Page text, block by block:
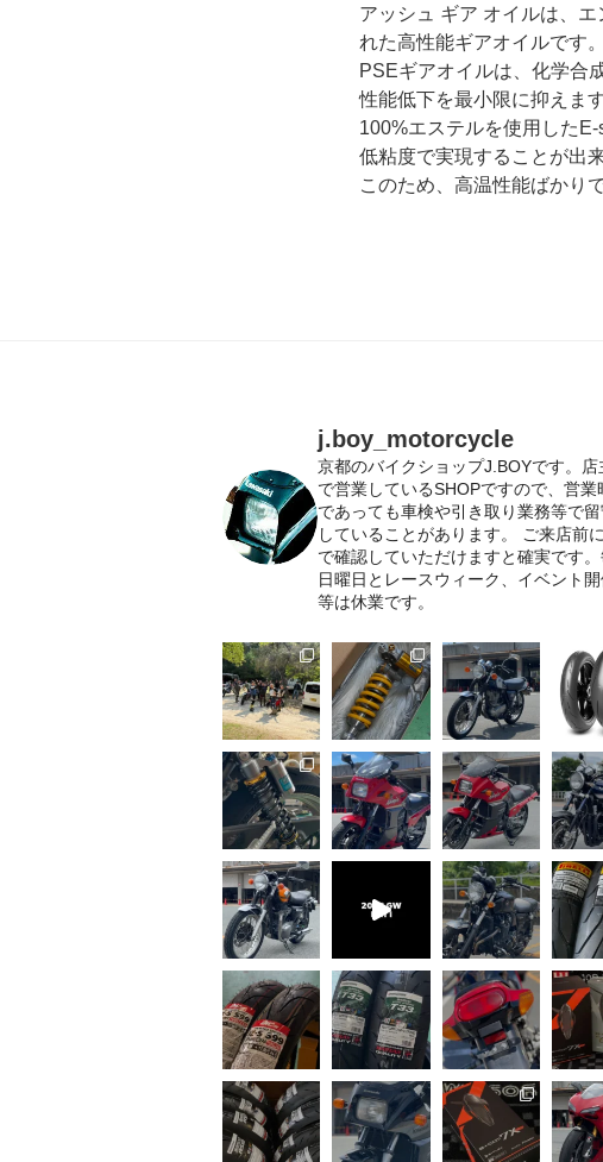
アッシュ ギア オイルは、
れた高性能ギアオイルです。
PSEギアオイルは、化学合
性能低下を最小限に抑えます
100%エステルを使用した
低粘度で実現することが出
このため、高温性能ばかり
j.boy_motorcycle
京都のバイクショップJ.BOYです。店
で営業しているSHOPですので、営業
であっても車検や引き取り業務等で留
していることがあります。
ご来店前
で確認していただけますと確実です。
日曜日とレースウィーク、イベント開
等は休業です。